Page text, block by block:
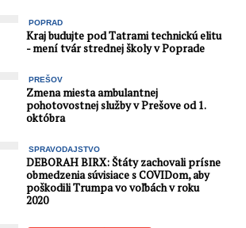
POPRAD
Kraj budujte pod Tatrami technickú elitu
- mení tvár strednej školy v Poprade
PREŠOV
Zmena miesta ambulantnej
pohotovostnej služby v Prešove od 1.
októbra
SPRAVODAJSTVO
DEBORAH BIRX: Štáty zachovali prísne
obmedzenia súvisiace s COVIDom, aby
poškodili Trumpa vo voľbách v roku
2020